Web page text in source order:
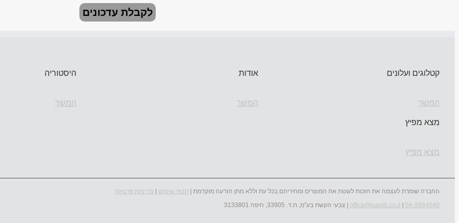
לקבלת עדכונים
קטלוגים ועלונים
המשך
אודות
המשך
היסטוריה
המשך
מצא מפיץ
מצא מפיץ
החברה שומרת לעצמה את הזכות לשנות את המוצרים ומחיריהם בכל עת וללא מתן הודעה מוקדמת | תנאי שימוש
מדיניות פרטיות
04-9994040
office@paints.co.il | צבעי הקשת בע"מ, ת.ד. 33905, חיפה 3133801